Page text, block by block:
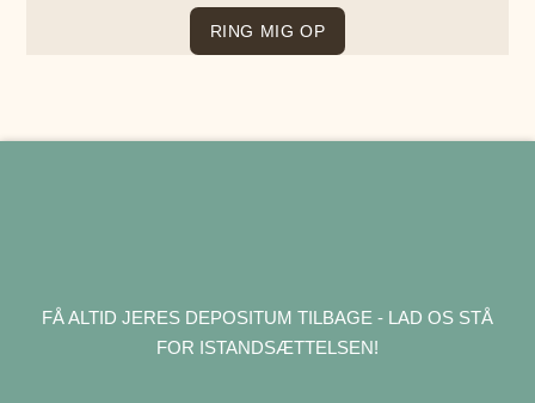
FÅ ALTID JERES DEPOSITUM TILBAGE - LAD OS STÅ
FOR ISTANDSÆTTELSEN!